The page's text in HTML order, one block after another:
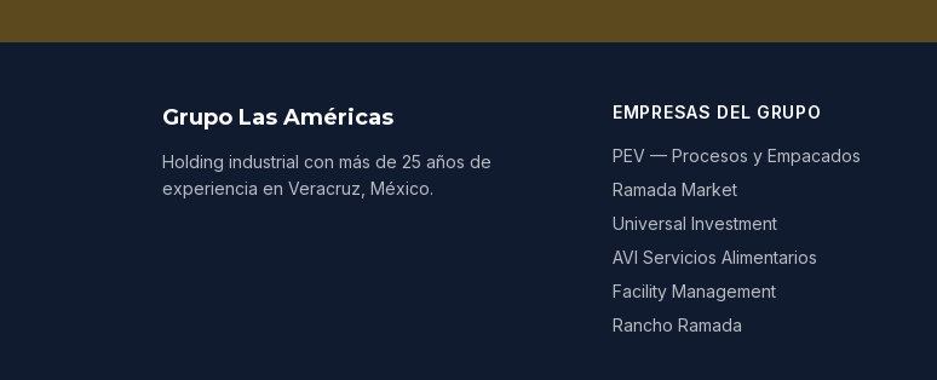
Grupo Las Américas
Holding industrial con más de 25 años de
experiencia en Veracruz, México.
EMPRESAS DEL GRUPO
PEV — Procesos y Empacados
Ramada Market
Universal Investment
AVI Servicios Alimentarios
Facility Management
Rancho Ramada